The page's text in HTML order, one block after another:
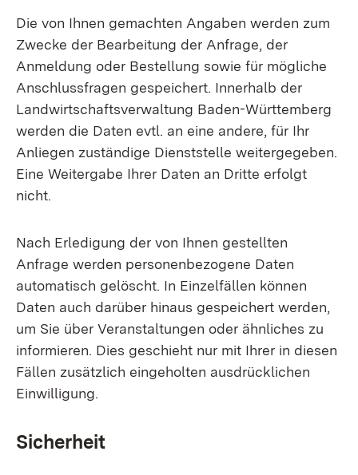
Die von Ihnen gemachten Angaben werden zum
Zwecke der Bearbeitung der Anfrage, der
Anmeldung oder Bestellung sowie für mögliche
Anschlussfragen gespeichert. Innerhalb der
Landwirtschaftsverwaltung Baden-Württemberg
werden die Daten evtl. an eine andere, für Ihr
Anliegen zuständige Dienststelle weitergegeben.
Eine Weitergabe Ihrer Daten an Dritte erfolgt
nicht.
Nach Erledigung der von Ihnen gestellten
Anfrage werden personenbezogene Daten
automatisch gelöscht. In Einzelfällen können
Daten auch darüber hinaus gespeichert werden,
um Sie über Veranstaltungen oder ähnliches zu
informieren. Dies geschieht nur mit Ihrer in diesen
Fällen zusätzlich eingeholten ausdrücklichen
Einwilligung.
Sicherheit